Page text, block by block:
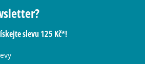
slevu 125 Kč*!